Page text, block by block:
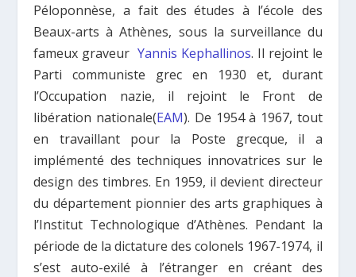
Péloponnèse, a fait des études à l’école des
Beaux-arts à Athènes, sous la surveillance du
fameux graveurYannis Kephallinos. Il rejoint le
Parti communiste grec en 1930 et, durant
l’Occupation nazie, il rejoint le Front de
libération nationale(EAM). De 1954 à 1967, tout
en travaillant pour la Poste grecque, il a
implémenté des techniques innovatrices sur le
design des timbres. En 1959, il devient directeur
du département pionnier des arts graphiques à
l’Institut Technologique d’Athènes. Pendant la
période de la dictature des colonels 1967-1974, il
s’est auto-exilé à l’étranger en créant des